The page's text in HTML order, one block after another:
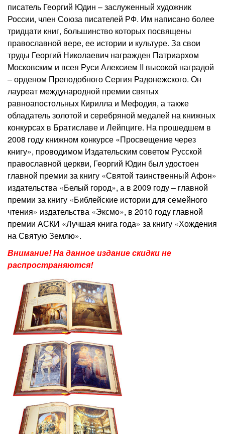
писатель Георгий Юдин – заслуженный художник
России, член Союза писателей РФ. Им написано более
тридцати книг, большинство которых посвящены
православной вере, ее истории и культуре. За свои
труды Георгий Николаевич награжден Патриархом
Московским и всея Руси Алексием II высокой наградой
– орденом Преподобного Сергия Радонежского. Он
лауреат международной премии святых
равноапостольных Кирилла и Мефодия, а также
обладатель золотой и серебряной медалей на книжных
конкурсах в Братиславе и Лейпциге. На прошедшем в
2008 году книжном конкурсе «Просвещение через
книгу», проводимом Издательским советом Русской
православной церкви, Георгий Юдин был удостоен
главной премии за книгу «Святой таинственный Афон»
издательства «Белый город», а в 2009 году – главной
премии за книгу «Библейские истории для семейного
чтения» издательства «Эксмо», в 2010 году главной
премии АСКИ «Лучшая книга года» за книгу «Хождения
на Святую Землю».
Внимание! На данное издание скидки не
распространяются!